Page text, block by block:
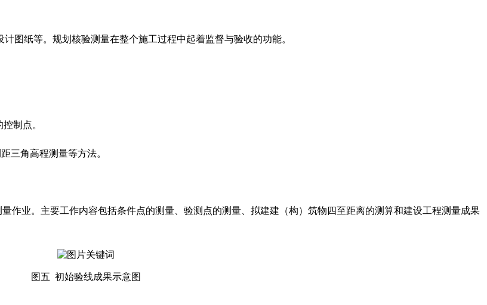
图纸等。规划核验测量在整个施工过程中起着监督与验收的功能。
制点。
三角高程测量等方法。
作业。主要工作内容包括条件点的测量、验测点的测量、拟建建（构）筑物四至距离的测算和建设工程测量成果
图五 初始验线成果示意图